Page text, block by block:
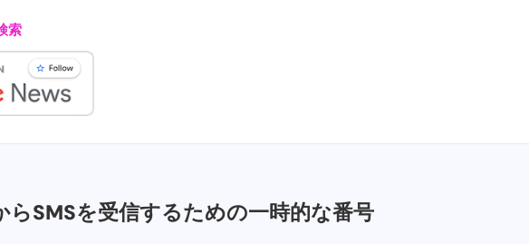
索
らSMSを受信するための一時的な番号